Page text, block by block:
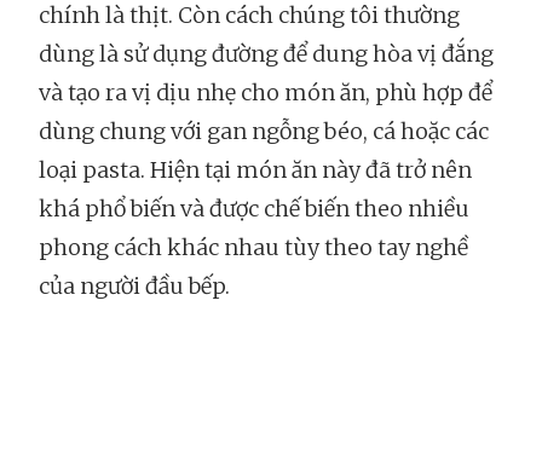
chính là thịt. Còn cách chúng tôi thường
dùng là sử dụng đường để dung hòa vị đắng
và tạo ra vị dịu nhẹ cho món ăn, phù hợp để
dùng chung với gan ngỗng béo, cá hoặc các
loại pasta. Hiện tại món ăn này đã trở nên
khá phổ biến và được chế biến theo nhiều
phong cách khác nhau tùy theo tay nghề
của người đầu bếp.